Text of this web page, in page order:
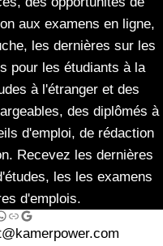
aux examens en ligne,
les dernières sur les
pour les étudiants à la
à l'étranger et des
des diplômés à
d'emploi, de rédaction
Recevez les dernières
les les examens
d'emplois.
Link Google